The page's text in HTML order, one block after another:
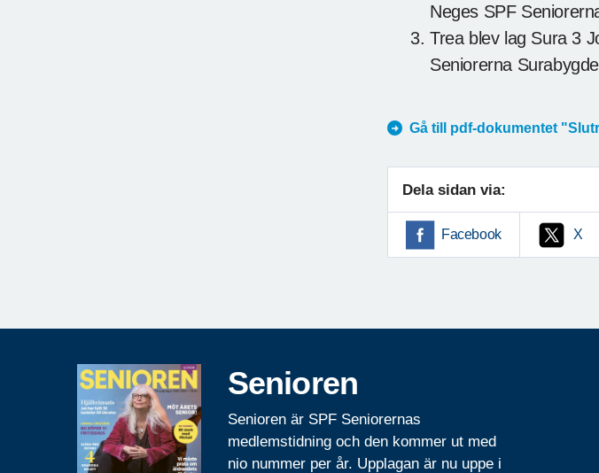
Neges SPF
Trea blev lag Sura 3
Seniorerna
Gå till pdf-dokumentet
Dela sidan via:
Facebook X
Senioren
Senioren är SPF Seniorernas
medlemstidning och den kommer ut med
nio nummer per år. Upplagan är nu uppe i